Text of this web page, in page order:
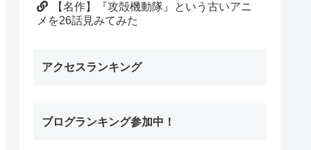
【名作】『攻殻機動隊』という古いアニ
メを26話見みてみた
アクセスランキング
ブログランキング参加中！